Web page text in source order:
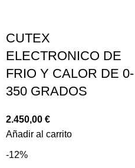
CUTEX
ELECTRONICO DE
FRIO Y CALOR DE 0-
350 GRADOS
2.450,00 €
Añadir al carrito
-12%